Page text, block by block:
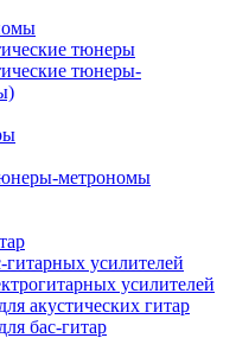
тюнеры
тюнеры-
метрономы
усилителей
усилителей
акустических гитар
бас-гитар